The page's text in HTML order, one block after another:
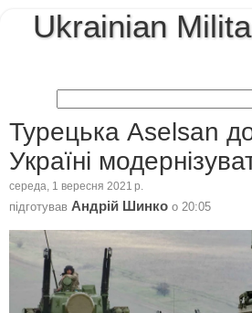
Ukrainian
Турецька Aselsan
Україні
середа, 1 вересня 2021 р.
підготував Андрій Шинко о 20:05